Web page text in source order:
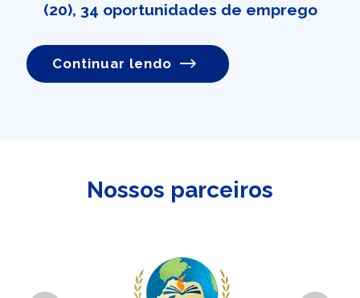
(20), 34 oportunidades de emprego
Continuar lendo
Nossos parceiros